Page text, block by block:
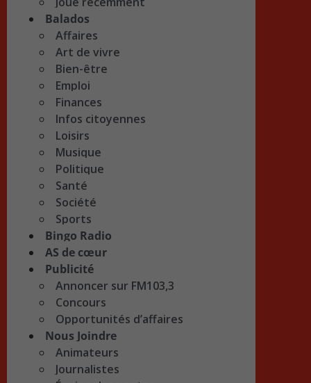
Balados
Affaires
Art de vivre
Bien-être
Emploi
Finances
Infos citoyennes
Loisirs
Musique
Politique
Santé
Société
Sports
Bingo Radio
AS de cœur
Publicité
Annoncer sur FM103,3
Concours
Opportunités d’affaires
Nous Joindre
Animateurs
Journalistes